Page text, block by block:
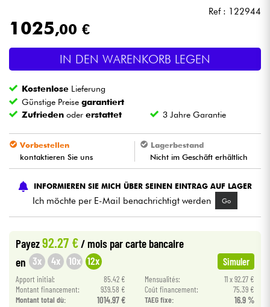
Licht
Blasinstrumente
Violinen & Quartett
HiFi
Bundle
Sehen Sie sich unsere Marken an
Ref : 122944
1025,00 €
IN DEN WARENKORB LEGEN
Kostenlose Lieferung
Günstige Preisegarantiert
Zufrieden odererstattet 3 Jahre Garantie
Vorbestellen
kontaktieren Sie uns
Lagerbestand
Nicht im Geschäft erhältlich
INFORMIEREN SIE MICH ÜBER SEINEN EINTRAG AUF LAGER
Ich möchte per E-Mail benachrichtigt werden Go
Payez92.27 € / mois par carte bancaire
en 3x 4x 10x 12x Simuler
Apport initial: 85.42 € Mensualités:
11 x 92.27 €
Montant financement:
939.58 € Coût financement:
75.39 €
Montant total dù:
1014.97 € TAEG fixe: 16.9 %